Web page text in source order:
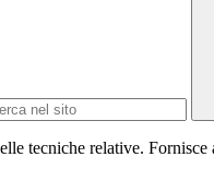
tecniche relative.